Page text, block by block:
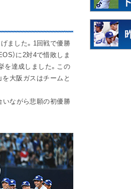
ました。1回戦で優勝
）に2対4で惜敗しま
を達成しました。この
を大阪ガスはチームと
いながら悲願の初優勝